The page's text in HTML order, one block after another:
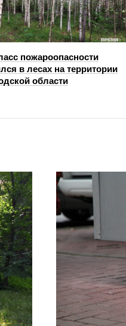
пожароопасности
в лесах на территории
области